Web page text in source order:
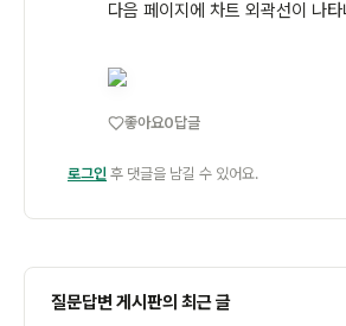
다음 페이지에 차트 외곽선이 나
좋아요0답글
로그인 후 댓글을 남길 수 있어요.
질문답변 게시판의 최근 글